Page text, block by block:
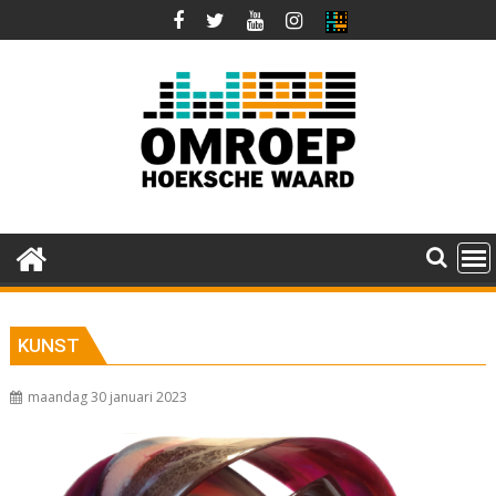
naar
KUNST
maandag 30 januari 2023